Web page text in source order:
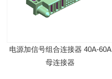
电源加信号组合连接器 40A-60A
母连接器